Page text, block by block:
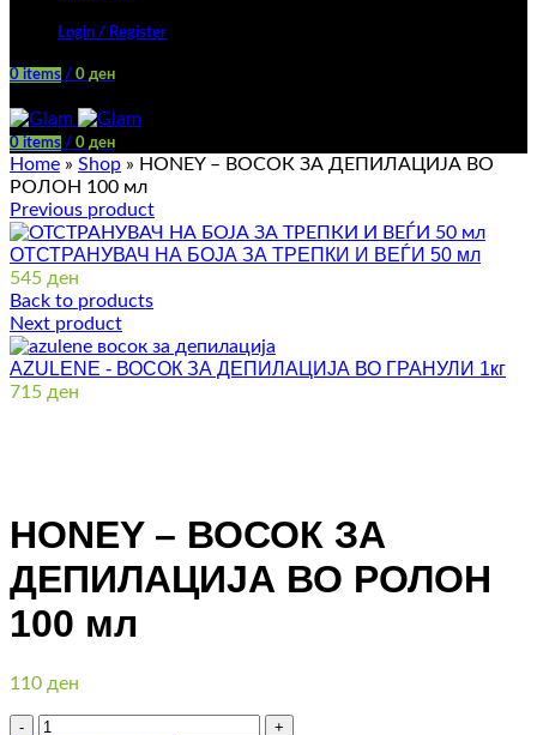
Login / Register
0 items / 0 ден
0 items / 0 ден
Home » Shop » HONEY – ВОСОК ЗА ДЕПИЛАЦИЈА ВО
РОЛОН 100 мл
Previous product
ОТСТРАНУВАЧ НА БОЈА ЗА ТРЕПКИ И ВЕЃИ 50 мл
545 ден
Back to products
Next product
AZULENE - ВОСОК ЗА ДЕПИЛАЦИЈА ВО ГРАНУЛИ 1кг
715 ден
HONEY – ВОСОК ЗА
ДЕПИЛАЦИЈА ВО РОЛОН
100 мл
110 ден
Количина